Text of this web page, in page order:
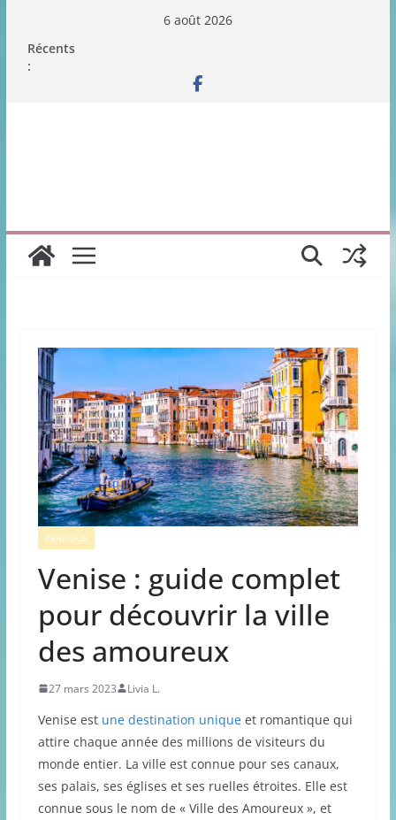
contenu
6 août 2026
Récents
:
PRATIQUE
Venise : guide complet
pour découvrir la ville
des amoureux
27 mars 2023 Livia L.
Venise est une destination uniqueet romantique qui
attire chaque année des millions de visiteurs du
monde entier. La ville est connue pour ses canaux,
ses palais, ses églises et ses ruelles étroites. Elle est
connue sous le nom de « Ville des Amoureux », et